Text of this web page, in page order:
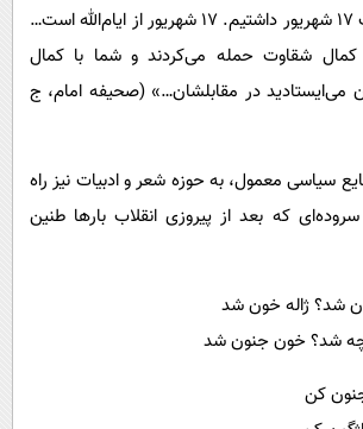
یادتان نرود که ما یک ۱۷ شهریور داشتیم. ۱۷ شهریور از ایام‌الله است…
کمال شقاوت حمله می‏‌کردند و شما با کمال
در مقابلشان…» (صحیفه امام، ج
سیاسی معمول، به حوزه شعر و ادبیات نیز راه
که بعد از پیروزی انقلاب بارها طنین
شد؟ ژاله خون شد
شد؟ خون جنون شد
کن